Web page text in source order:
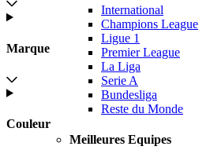
International
Champions League
Ligue 1
Premier League
La Liga
Serie A
Bundesliga
Reste du Monde
Meilleures Equipes
Marque
Couleur